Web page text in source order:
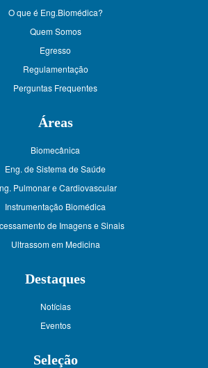
O que é Eng.Biomédica?
Quem Somos
Egresso
Regulamentação
Perguntas Frequentes
Áreas
Biomecânica
Eng. de Sistema de Saúde
Pulmonar e Cardiovascular
Instrumentação Biomédica
de Imagens e Sinais
Ultrassom em Medicina
Destaques
Notícias
Eventos
Seleção